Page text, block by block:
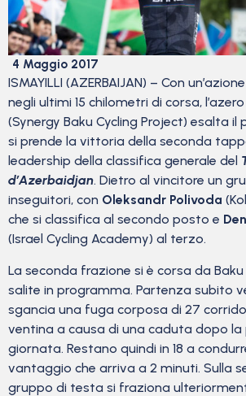
4 Maggio 2017
ISMAYILLI (AZERBAIJAN) – Con
negli ultimi 15 chilometri di corsa, l’azero
(Synergy Baku Cycling Project) esalta il
si prende la vittoria della seconda
leadership della classifica generale del
d’Azerbaidjan. Dietro al vincitore un
inseguitori, con Oleksandr Polivoda
che si classifica al secondo posto e
(Israel Cycling Academy) al terzo.
La seconda frazione si è corsa da Baku
salite in programma. Partenza subito
sgancia una fuga corposa di 27
ventina a causa di una caduta dopo la
giornata. Restano quindi in 18 a
vantaggio che arriva a 2 minuti. Sulla
gruppo di testa si fraziona